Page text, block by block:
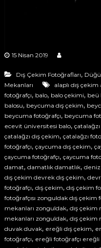
s
ı
M
o
r
F
o
t
o
ğ
r
a
f
ç
ı
o
ğ
r
a
ç
ı
l
ı
k
p
f
e
s
y
o
15 Nisan 2019
Dış Çekim Fotoğrafları,
Mekanları
alaplı dış çekim
fotoğrafçı, balo, balo çekimi, beü
balosu, beycuma dış çekim,
beycuma fotoğrafçı, beycuma
ecevit üniversitesi balo,
çatalağzı dış çekim, çatalağzı
fotoğrafçı, çaycuma dış çekim,
çaycuma fotoğrafçı, çaycuma
damat, damatlık damatlık,
dış çekim devrek dış çekim,
fotoğrafçı, dış çekim, dış çekim
fotoğrafçısı zonguldak dış çekim
mekanları zonguldak, dış çekim
mekanları zonguldak, dış çekim
duvak duvak, ereğli dış çekim,
fotoğrafçı, ereğli fotoğrafçı ereğli